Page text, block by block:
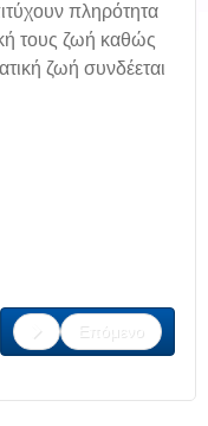
πληρότητα
τους ζωή καθώς
ζωή συνδέεται
Επόμενο